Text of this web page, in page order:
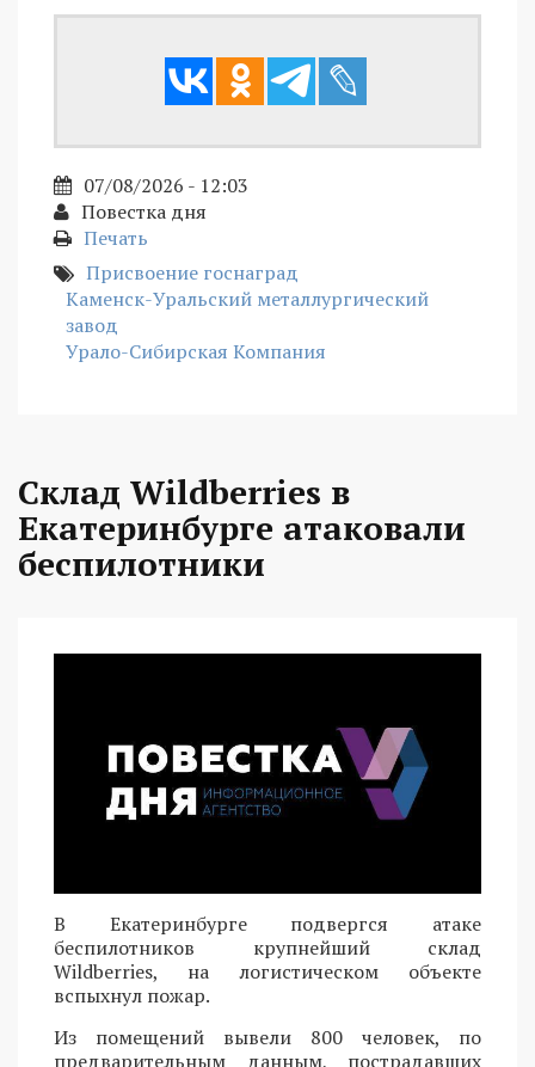
07/08/2026 - 12:03
Повестка дня
Печать
Присвоение госнаград
Каменск-Уральский металлургический
завод
Урало-Сибирская Компания
Склад Wildberries в
Екатеринбурге атаковали
беспилотники
В Екатеринбурге подвергся атаке
беспилотников крупнейший склад
Wildberries, на логистическом объекте
вспыхнул пожар.
Из помещений вывели 800 человек, по
предварительным данным, пострадавших